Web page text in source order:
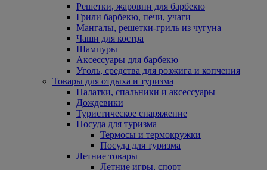
Решетки, жаровни для барбекю
Грили барбекю, печи, учаги
Мангалы, решетки-гриль из чугуна
Чаши для костра
Шампуры
Аксессуары для барбекю
Уголь, средства для розжига и копчения
Товары для отдыха и туризма
Палатки, спальники и аксессуары
Дождевики
Туристическое снаряжение
Посуда для туризма
Термосы и термокружки
Посуда для туризма
Летние товары
Летние игры, спорт